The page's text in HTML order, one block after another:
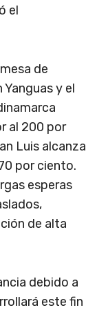
el
de
y el
al 200 por
Luis alcanza
por ciento.
esperas
de alta
debido a
este fin